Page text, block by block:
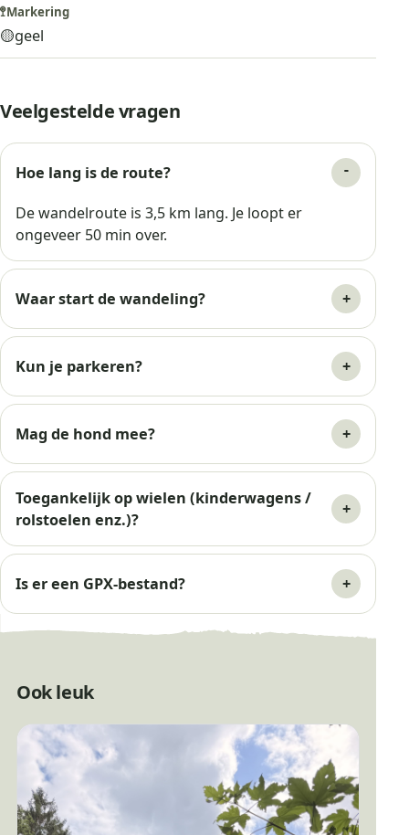
Veelgestelde vragen
Hoe lang is de route?
De wandelroute is 3,5 km lang. Je loopt er
ongeveer 50 min over.
Waar start de wandeling?
Kun je parkeren?
Mag de hond mee?
Toegankelijk op wielen (kinderwagens /
rolstoelen enz.)?
Is er een GPX-bestand?
🚏Markering
🟡geel
Ook leuk